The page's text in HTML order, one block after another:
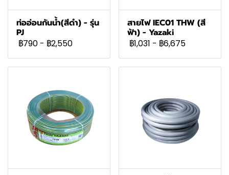
ท่ออ่อนกันน้ำ(สีดำ) - รุ่น
PJ
฿790 - ฿2,550
สายไฟ IEC01 THW (สี
ฟ้า) - Yazaki
฿1,031 - ฿6,675